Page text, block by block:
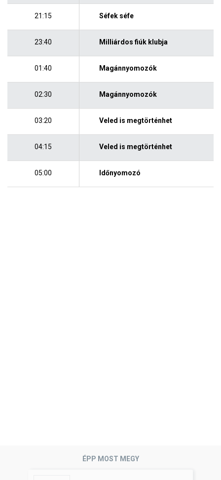
21:15 Séfek séfe
23:40 Milliárdos fiúk klubja
01:40 Magánnyomozók
02:30 Magánnyomozók
03:20 Veled is megtörténhet
04:15 Veled is megtörténhet
05:00 Időnyomozó
ÉPP MOST MEGY